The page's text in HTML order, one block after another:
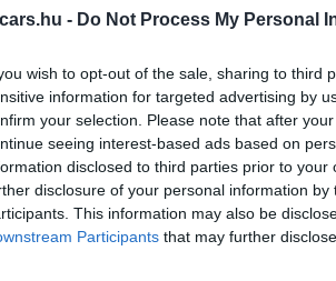
- Do Not Process My Personal
wish to opt-out of the sale, sharing to third
information for targeted advertising by
your selection. Please note that after
seeing interest-based ads based on
disclosed to third parties prior to
disclosure of your personal information by
This information may also be
Participants that may further
Elektromos autó Európai Unió Króm